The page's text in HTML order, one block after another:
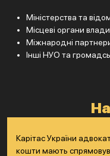
Міністерства та
Місцеві органи влади
Міжнародні
Інші НУО та
Карітас України
кошти мають